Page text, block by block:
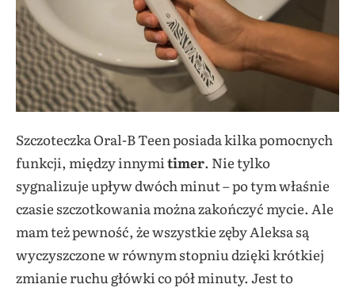
Szczoteczka Oral-B Teen posiada kilka pomocnych
funkcji, między innymi timer. Nie tylko
sygnalizuje upływ dwóch minut – po tym właśnie
czasie szczotkowania można zakończyć mycie. Ale
mam też pewność, że wszystkie zęby Aleksa są
wyczyszczone w równym stopniu dzięki krótkiej
zmianie ruchu główki co pół minuty. Jest to